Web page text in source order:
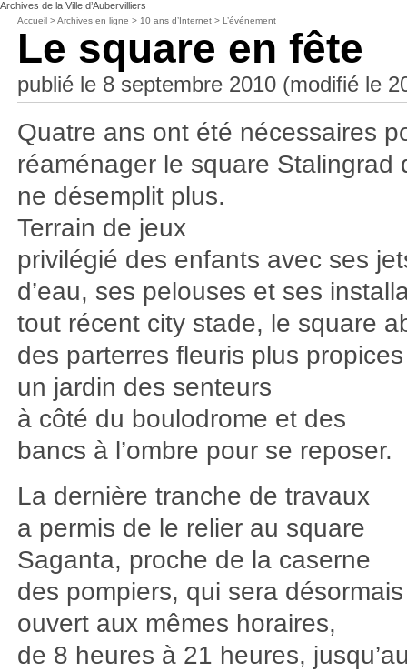
Archives de la Ville d’Aubervilliers
Accueil >Archives en ligne > 10 ans d’Internet >L’événement
Le square en fête
publié le 8 septembre 2010 (modifié le
Quatre ans ont été nécessaires
réaménager le square Stalingrad
ne désemplit plus.
Terrain de jeux
privilégié des enfants avec ses
d’eau, ses pelouses et ses
tout récent city stade, le square
des parterres fleuris plus
un jardin des senteurs
à côté du boulodrome et des
bancs à l’ombre pour se reposer.
La dernière tranche de travaux
a permis de le relier au square
Saganta, proche de la caserne
des pompiers, qui sera désormais
ouvert aux mêmes horaires,
de 8 heures à 21 heures,